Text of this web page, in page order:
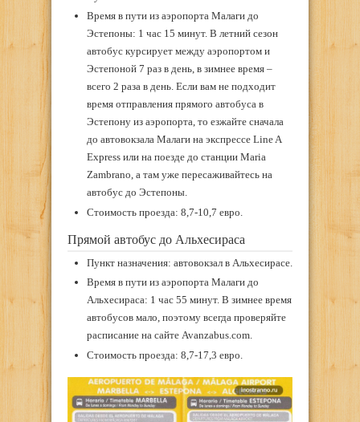
Время в пути из аэропорта Малаги до
Эстепоны: 1 час 15 минут. В летний сезон
автобус курсирует между аэропортом и
Эстепоной 7 раз в день, в зимнее время –
всего 2 раза в день. Если вам не подходит
время отправления прямого автобуса в
Эстепону из аэропорта, то езжайте сначала
до автовокзала Малаги на экспрессе Line A
Express или на поезде до станции Maria
Zambrano, а там уже пересаживайтесь на
автобус до Эстепоны.
Стоимость проезда: 8,7-10,7 евро.
Прямой автобус до Альхесираса
Пункт назначения: автовокзал в Альхесирасе.
Время в пути из аэропорта Малаги до
Альхесираса: 1 час 55 минут. В зимнее время
автобусов мало, поэтому всегда проверяйте
расписание на сайте Avanzabus.com.
Стоимость проезда: 8,7-17,3 евро.